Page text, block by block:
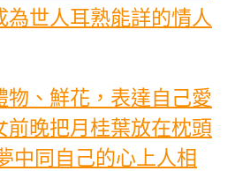
為世人耳熟能詳的情人
物、鮮花，表達自己愛
前晚把月桂葉放在枕頭
中同自己的心上人相